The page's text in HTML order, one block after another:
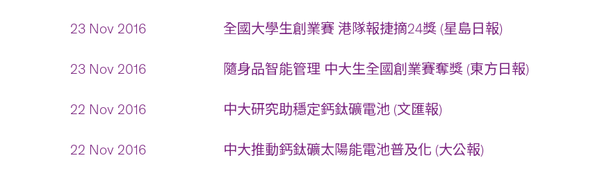
23 Nov 2016 全國大學生創業賽 港隊報捷摘24獎 (星島日報)
23 Nov 2016 隨身品智能管理 中大生全國創業賽奪獎 (東方日報)
22 Nov 2016 中大研究助穩定鈣鈦礦電池 (文匯報)
22 Nov 2016 中大推動鈣鈦礦太陽能電池普及化 (大公報)